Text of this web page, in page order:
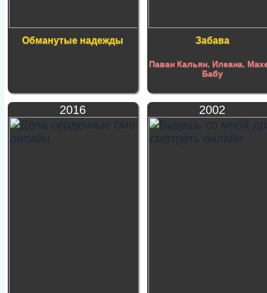
Обманутые надежды Забава
Паван Кальян, Илеана,
Бабу
2016 2002